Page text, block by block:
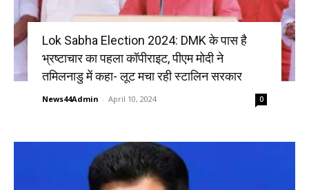
Lok Sabha Election 2024: DMK के पास है
भ्रष्टाचार का पहला कॉपीराइट, पीएम मोदी ने
तमिलनाडु में कहा- लूट मचा रही स्टालिन सरकार
News44Admin - April 10, 2024 0